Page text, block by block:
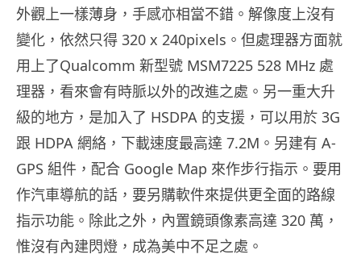
外觀上一樣薄身，手感亦相當不錯。解像度上沒有
變化，依然只得 320 x 240pixels。但處理器方面就
用上了Qualcomm 新型號 MSM7225 528 MHz 處
理器，看來會有時脈以外的改進之處。另一重大升
級的地方，是加入了 HSDPA 的支援，可以用於 3G
跟 HDPA 網絡，下載速度最高達 7.2M。另建有 A-
GPS 組件，配合 Google Map 來作步行指示。要用
作汽車導航的話，要另購軟件來提供更全面的路線
指示功能。除此之外，內置鏡頭像素高達 320 萬，
惟沒有內建閃燈，成為美中不足之處。